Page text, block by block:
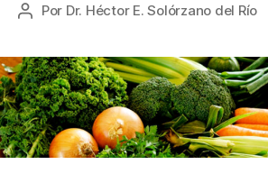
Autor
entrada
Por Dr. Héctor E. Solórzano del Río